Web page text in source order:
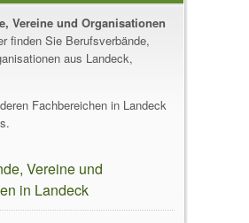
in Landeck
Vereine und Organisationen
finden Sie Berufsverbände,
aus Landeck,
Fachbereichen in Landeck
Vereine und
in Landeck